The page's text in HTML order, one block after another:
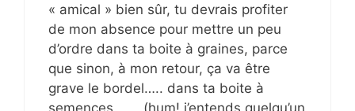
« amical » bien sûr, tu devrais profiter
de mon absence pour mettre un peu
d’ordre dans ta boite à graines, parce
que sinon, à mon retour, ça va être
grave le bordel….. dans ta boite à
semences …… (hum! j’entends quelqu’un